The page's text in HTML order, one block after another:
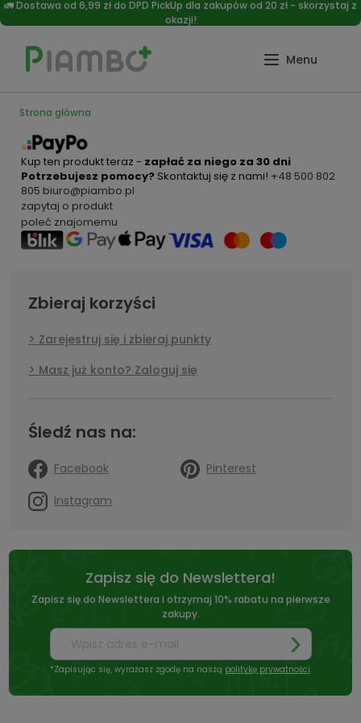
🚛 Dostawa od 6,99 zł do DPD PickUp dla zakupów od 20 zł - skorzystaj z
okazji!
Strona główna
Kup ten produkt teraz - zapłać za niego za 30 dni
Potrzebujesz pomocy? Skontaktuj się z nami! +48 500 802
805 biuro@piambo.pl
zapytaj o produkt
poleć znajomemu
Zbieraj korzyści
Zarejestruj się i zbieraj punkty
Masz już konto? Zaloguj się
Śledź nas na:
Facebook
Pinterest
Instagram
Zapisz się do Newslettera!
Zapisz się do Newslettera i otrzymaj 10% rabatu na pierwsze
zakupy.
*Zapisując się, wyrażasz zgodę na naszą politykę prywatności.